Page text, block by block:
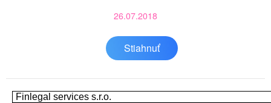
26.07.2018
Stiahnuť
Finlegal services s.r.o.